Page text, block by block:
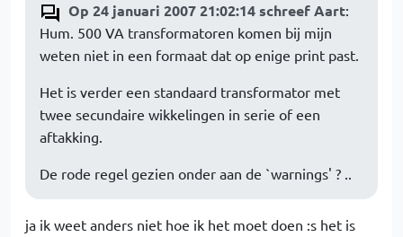
Op 24 januari 2007 21:02:14 schreef Aart:
Hum. 500 VA transformatoren komen bij mijn
weten niet in een formaat dat op enige print past.
Het is verder een standaard transformator met
twee secundaire wikkelingen in serie of een
aftakking.
De rode regel gezien onder aan de `warnings' ? ..
ja ik weet anders niet hoe ik het moet doen :s het is